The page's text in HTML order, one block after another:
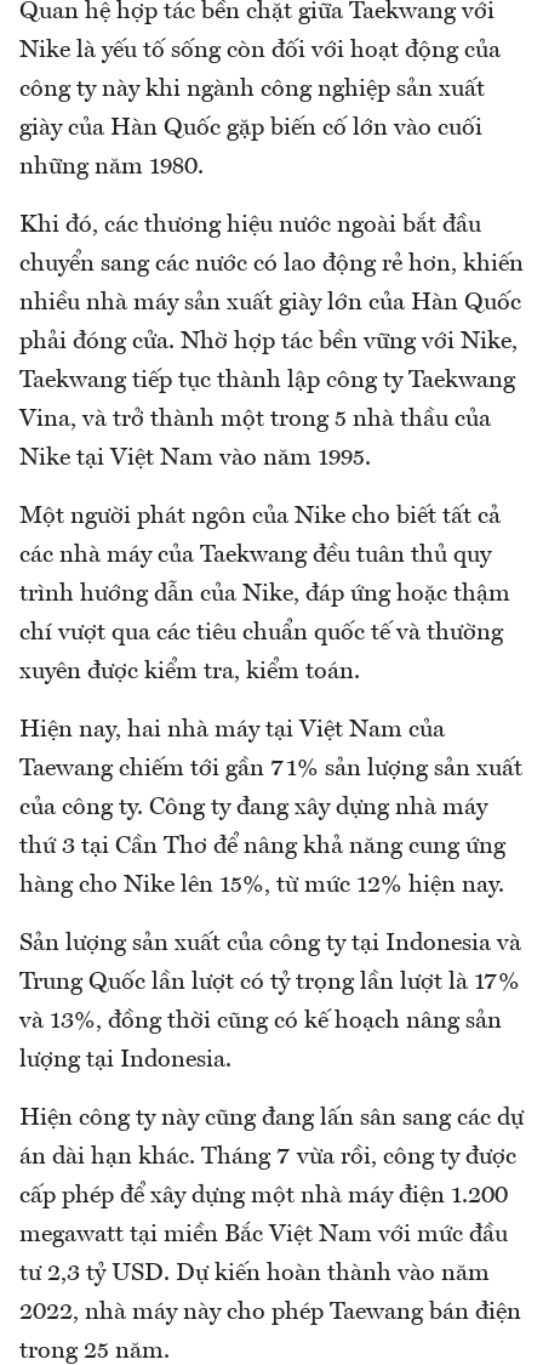
Quan hệ hợp tác bền chặt giữa Taekwang với
Nike là yếu tố sống còn đối với hoạt động của
công ty này khi ngành công nghiệp sản xuất
giày của Hàn Quốc gặp biến cố lớn vào cuối
những năm 1980.
Khi đó, các thương hiệu nước ngoài bắt đầu
chuyển sang các nước có lao động rẻ hơn, khiến
nhiều nhà máy sản xuất giày lớn của Hàn Quốc
phải đóng cửa. Nhờ hợp tác bền vững với Nike,
Taekwang tiếp tục thành lập công ty Taekwang
Vina, và trở thành một trong 5 nhà thầu của
Nike tại Việt Nam vào năm 1995.
Một người phát ngôn của Nike cho biết tất cả
các nhà máy của Taekwang đều tuân thủ quy
trình hướng dẫn của Nike, đáp ứng hoặc thậm
chí vượt qua các tiêu chuẩn quốc tế và thường
xuyên được kiểm tra, kiểm toán.
Hiện nay, hai nhà máy tại Việt Nam của
Taewang chiếm tới gần 71% sản lượng sản xuất
của công ty. Công ty đang xây dựng nhà máy
thứ 3 tại Cần Thơ để nâng khả năng cung ứng
hàng cho Nike lên 15%, từ mức 12% hiện nay.
Sản lượng sản xuất của công ty tại Indonesia và
Trung Quốc lần lượt có tỷ trọng lần lượt là 17%
và 13%, đồng thời cũng có kế hoạch nâng sản
lượng tại Indonesia.
Hiện công ty này cũng đang lấn sân sang các dự
án dài hạn khác. Tháng 7 vừa rồi, công ty được
cấp phép để xây dựng một nhà máy điện 1.200
megawatt tại miền Bắc Việt Nam với mức đầu
tư 2,3 tỷ USD. Dự kiến hoàn thành vào năm
2022, nhà máy này cho phép Taewang bán điện
trong 25 năm.